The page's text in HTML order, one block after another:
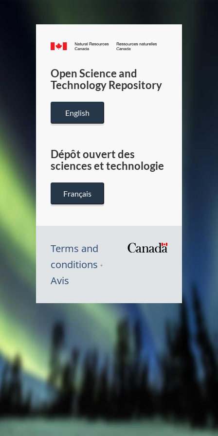
Canada.ca
/
Canada
Open Science and
Technology Repository
English
Dépôt ouvert des
sciences et technologie
Français
Terms and
conditions
Avis
Canada